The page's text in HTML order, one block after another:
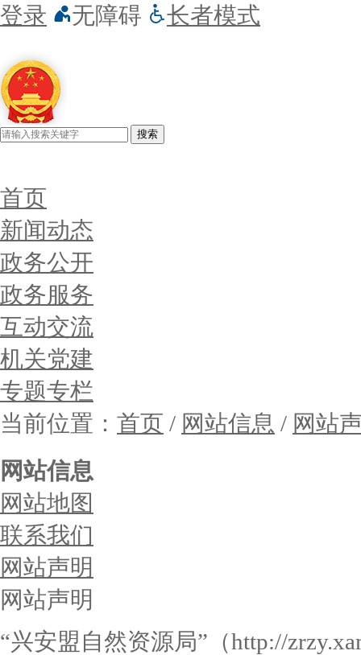
登录 无障碍 长者模式
搜索
首页
新闻动态
政务公开
政务服务
互动交流
机关党建
专题专栏
当前位置： 首页 / 网站信息 / 网站
网站信息
网站地图
联系我们
网站声明
网站声明
“兴安盟自然资源局” （http://